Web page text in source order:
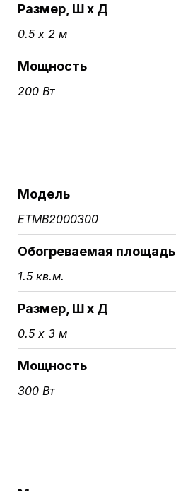
Размер, Ш х Д
0.5 х 2 м
Мощность
200 Вт
Модель
ETMB2000300
Обогреваемая площадь
1.5 кв.м.
Размер, Ш х Д
0.5 х 3 м
Мощность
300 Вт